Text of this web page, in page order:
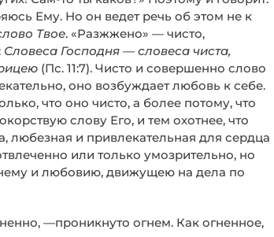
Ему. Но он ведет речь об этом не к
Твое. «Разжжено» — чисто,
Словеса Господня — словеса чиста,
(Пс. 11:7). Чисто и совершенно слово
оно возбуждает любовь к себе.
что оно чисто, а более потому, что
слову Его, и тем охотнее, что
любезная и привлекательная для сердца
или только умозрительно, но
нему и любовию, движущею на дела по
—проникнуто огнем. Как огненное,